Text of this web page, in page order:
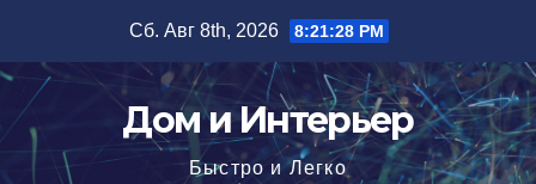
содержимому
Сб. Авг 8th, 2026 8:21:30 PM
Дом и Интерьер
Быстро и Легко